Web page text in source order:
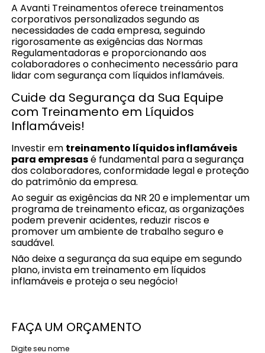
A Avanti Treinamentos oferece treinamentos
corporativos personalizados segundo as
necessidades de cada empresa, seguindo
rigorosamente as exigências das Normas
Regulamentadoras e proporcionando aos
colaboradores o conhecimento necessário para
lidar com segurança com líquidos inflamáveis.
Cuide da Segurança da Sua Equipe
com Treinamento em Líquidos
Inflamáveis!
Investir em treinamento líquidos inflamáveis
para empresasé fundamental para a segurança
dos colaboradores, conformidade legal e proteção
do patrimônio da empresa.
Ao seguir as exigências da NR 20 e implementar um
programa de treinamento eficaz, as organizações
podem prevenir acidentes, reduzir riscos e
promover um ambiente de trabalho seguro e
saudável.
Não deixe a segurança da sua equipe em segundo
plano, invista em treinamento em líquidos
inflamáveis e proteja o seu negócio!
FAÇA UM ORÇAMENTO
Digite seu nome